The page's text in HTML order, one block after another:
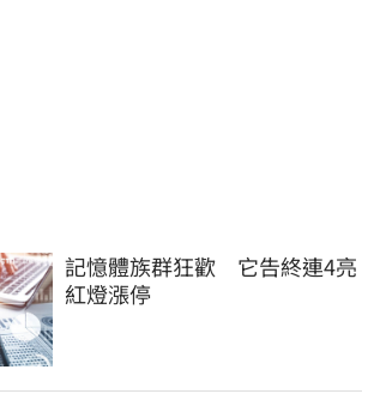
記憶體族群狂歡　它告終連4亮
紅燈漲停